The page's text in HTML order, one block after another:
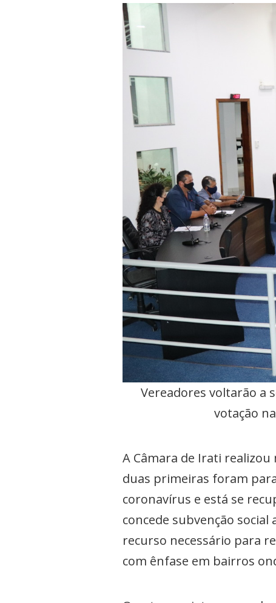
Vereadores voltarão a
votação
A Câmara de Irati
duas primeiras foram
coronavírus e está se
concede subvenção
recurso necessário para
com ênfase em bairros